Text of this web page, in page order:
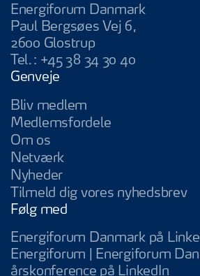
Energiforum Danmark
Paul Bergsøes Vej 6,
2600 Glostrup
Tel.: +45 38 34 30 40
Genveje
Bliv medlem
Medlemsfordele
Om os
Netværk
Nyheder
Tilmeld dig vores nyhedsbrev
Følg med
Energiforum Danmark på
Energiforum | Energiforum
årskonference på LinkedIn